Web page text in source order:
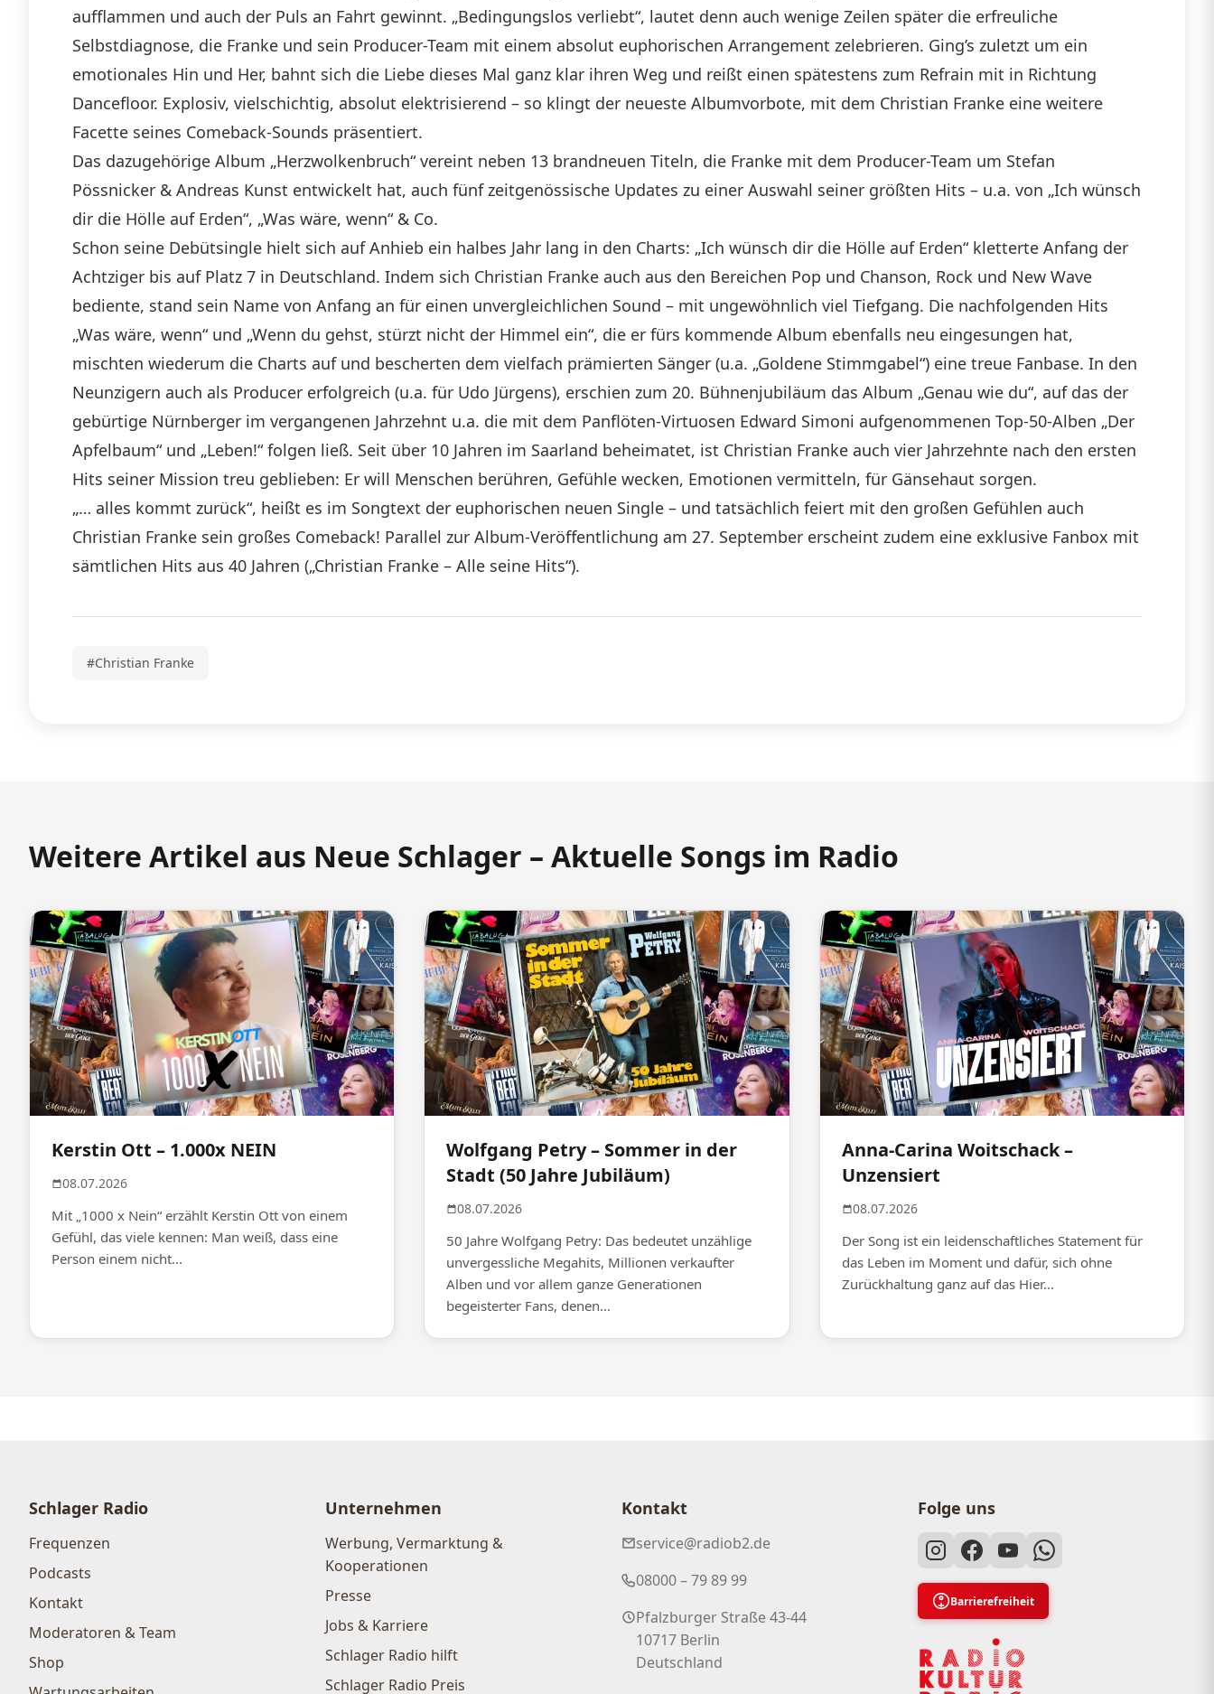
aufflammen und auch der Puls an Fahrt gewinnt. „Bedingungslos verliebt“, lautet denn auch wenige Zeilen später die erfreuliche
Selbstdiagnose, die Franke und sein Producer-Team mit einem absolut euphorischen Arrangement zelebrieren. Ging’s zuletzt um ein
emotionales Hin und Her, bahnt sich die Liebe dieses Mal ganz klar ihren Weg und reißt einen spätestens zum Refrain mit in Richtung
Dancefloor. Explosiv, vielschichtig, absolut elektrisierend – so klingt der neueste Albumvorbote, mit dem Christian Franke eine weitere
Facette seines Comeback-Sounds präsentiert.
Das dazugehörige Album „Herzwolkenbruch“ vereint neben 13 brandneuen Titeln, die Franke mit dem Producer-Team um Stefan
Pössnicker & Andreas Kunst entwickelt hat, auch fünf zeitgenössische Updates zu einer Auswahl seiner größten Hits – u.a. von „Ich wünsch
dir die Hölle auf Erden“, „Was wäre, wenn“ & Co.
Schon seine Debütsingle hielt sich auf Anhieb ein halbes Jahr lang in den Charts: „Ich wünsch dir die Hölle auf Erden“ kletterte Anfang der
Achtziger bis auf Platz 7 in Deutschland. Indem sich Christian Franke auch aus den Bereichen Pop und Chanson, Rock und New Wave
bediente, stand sein Name von Anfang an für einen unvergleichlichen Sound – mit ungewöhnlich viel Tiefgang. Die nachfolgenden Hits
„Was wäre, wenn“ und „Wenn du gehst, stürzt nicht der Himmel ein“, die er fürs kommende Album ebenfalls neu eingesungen hat,
mischten wiederum die Charts auf und bescherten dem vielfach prämierten Sänger (u.a. „Goldene Stimmgabel“) eine treue Fanbase. In den
Neunzigern auch als Producer erfolgreich (u.a. für Udo Jürgens), erschien zum 20. Bühnenjubiläum das Album „Genau wie du“, auf das der
gebürtige Nürnberger im vergangenen Jahrzehnt u.a. die mit dem Panflöten-Virtuosen Edward Simoni aufgenommenen Top-50-Alben „Der
Apfelbaum“ und „Leben!“ folgen ließ. Seit über 10 Jahren im Saarland beheimatet, ist Christian Franke auch vier Jahrzehnte nach den ersten
Hits seiner Mission treu geblieben: Er will Menschen berühren, Gefühle wecken, Emotionen vermitteln, für Gänsehaut sorgen.
„… alles kommt zurück“, heißt es im Songtext der euphorischen neuen Single – und tatsächlich feiert mit den großen Gefühlen auch
Christian Franke sein großes Comeback! Parallel zur Album-Veröffentlichung am 27. September erscheint zudem eine exklusive Fanbox mit
sämtlichen Hits aus 40 Jahren („Christian Franke – Alle seine Hits“).
#Christian Franke
Weitere Artikel aus Neue Schlager – Aktuelle Songs im Radio
Kerstin Ott – 1.000x NEIN
08.07.2026
Mit „1000 x Nein“ erzählt Kerstin Ott von einem
Gefühl, das viele kennen: Man weiß, dass eine
Person einem nicht...
Wolfgang Petry – Sommer in der
Stadt (50 Jahre Jubiläum)
08.07.2026
50 Jahre Wolfgang Petry: Das bedeutet unzählige
unvergessliche Megahits, Millionen verkaufter
Alben und vor allem ganze Generationen
begeisterter Fans, denen...
Anna-Carina Woitschack –
Unzensiert
08.07.2026
Der Song ist ein leidenschaftliches Statement für
das Leben im Moment und dafür, sich ohne
Zurückhaltung ganz auf das Hier...
Schlager Radio
Frequenzen
Podcasts
Kontakt
Moderatoren & Team
Shop
Unternehmen
Werbung, Vermarktung &
Kooperationen
Presse
Jobs & Karriere
Schlager Radio hilft
Schlager Radio Preis
Kontakt
service@radiob2.de
08000 – 79 89 99
Pfalzburger Straße 43-44
10717 Berlin
Deutschland
Folge uns
Barrierefreiheit